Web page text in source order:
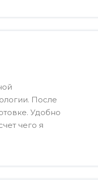
После
Удобно
чего я